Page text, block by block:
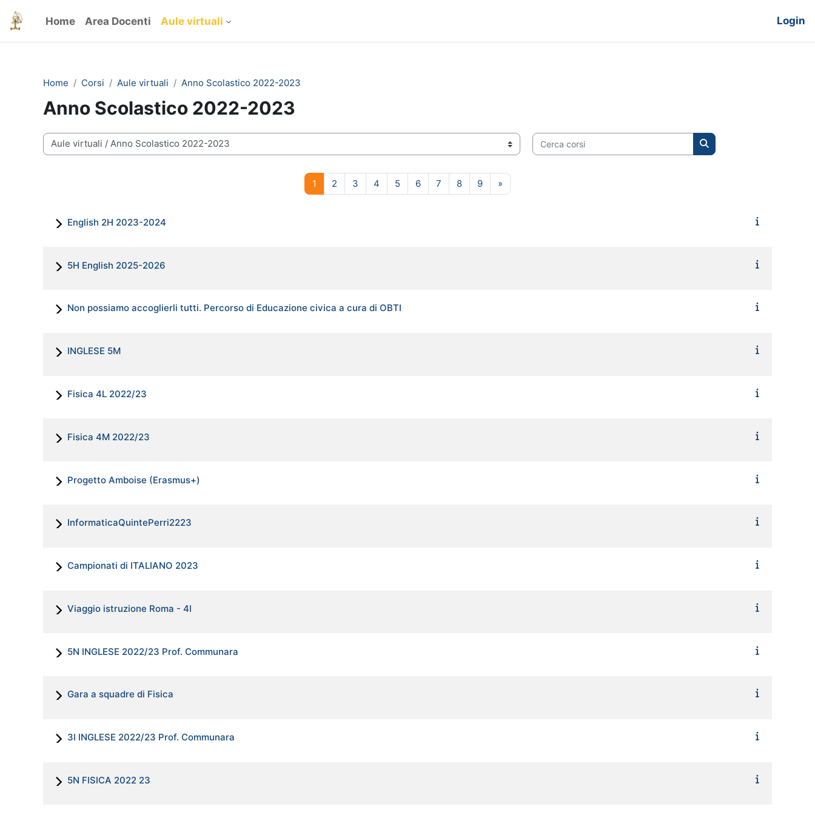
Home Area Docenti Aule virtuali Login
Home Corsi Aule virtuali Anno Scolastico 2022-2023
Anno Scolastico 2022-2023
Categorie di corso
Cerca corsi
Cerca corsi
1 Pagina 1
2 Pagina 2
3 Pagina 3
4 Pagina 4
5 Pagina 5
6Pagina 6
7 Pagina 7
8Pagina 8
9Pagina 9
»
English 2H 2023-2024
5H English 2025-2026
Non possiamo accoglierli tutti. Percorso di Educazione civica a cura di OBTI
INGLESE 5M
Fisica 4L 2022/23
Fisica 4M 2022/23
Progetto Amboise (Erasmus+)
InformaticaQuintePerri2223
Campionati di ITALIANO 2023
Viaggio istruzione Roma - 4I
5N INGLESE 2022/23 Prof. Communara
Gara a squadre di Fisica
3I INGLESE 2022/23 Prof. Communara
5N FISICA 2022 23